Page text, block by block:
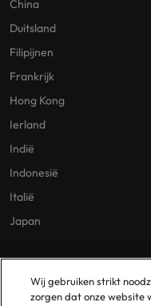
China
Duitsland
Filipijnen
Frankrijk
Hong Kong
Ierland
Indië
Indonesië
Italië
Japan
Our Policies
Wij gebruiken strikt
zorgen dat onze website